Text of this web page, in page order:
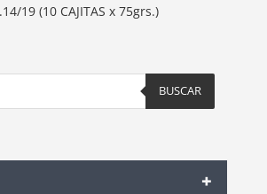
19 (10 CAJITAS x 75grs.)
BUSCAR
+